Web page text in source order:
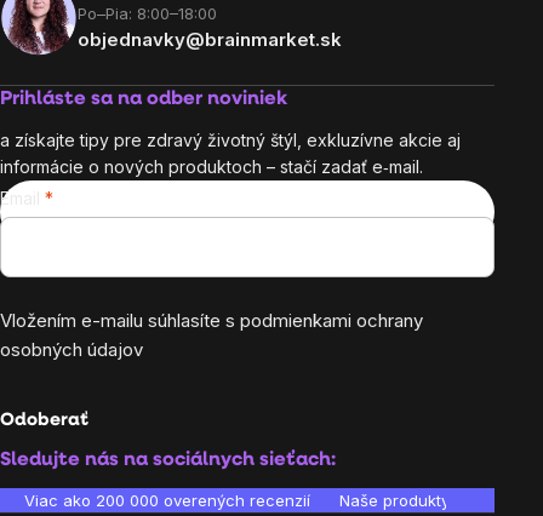
Po–Pia: 8:00–18:00
objednavky@brainmarket.sk
Prihláste sa na odber noviniek
a získajte tipy pre zdravý životný štýl, exkluzívne akcie aj
informácie o nových produktoch – stačí zadať e‑mail.
Email
Vložením e-mailu súhlasíte s podmienkami ochrany
osobných údajov
Odoberať
Sledujte nás na sociálnych sieťach:
Viac ako 200 000 overených recenzií Naše produkty sú